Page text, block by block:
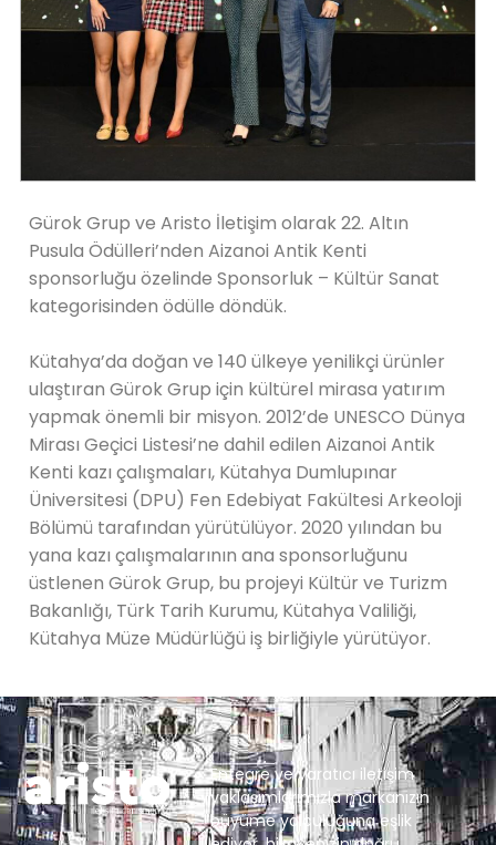
Gürok Grup ve Aristo İletişim olarak 22. Altın
Pusula Ödülleri’nden Aizanoi Antik Kenti
sponsorluğu özelinde Sponsorluk – Kültür Sanat
kategorisinden ödülle döndük.
Kütahya’da doğan ve 140 ülkeye yenilikçi ürünler
ulaştıran Gürok Grup için kültürel mirasa yatırım
yapmak önemli bir misyon. 2012’de UNESCO Dünya
Mirası Geçici Listesi’ne dahil edilen Aizanoi Antik
Kenti kazı çalışmaları, Kütahya Dumlupınar
Üniversitesi (DPU) Fen Edebiyat Fakültesi Arkeoloji
Bölümü tarafından yürütülüyor. 2020 yılından bu
yana kazı çalışmalarının ana sponsorluğunu
üstlenen Gürok Grup, bu projeyi Kültür ve Turizm
Bakanlığı, Türk Tarih Kurumu, Kütahya Valiliği,
Kütahya Müze Müdürlüğü iş birliğiyle yürütüyor.
Entegre ve yaratıcı iletişim
yaklaşımlarımızla markanızın
büyüme yolculuğuna eşlik